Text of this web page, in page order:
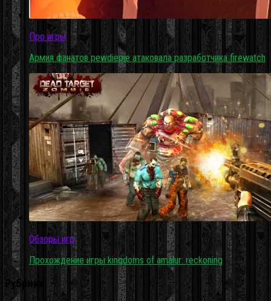
Про игры
Армия фанатов pewdiepie атаковала разработчика firewatch
Обзоры игр
Прохождение игры kingdoms of amalur: reckoning
Рубрики